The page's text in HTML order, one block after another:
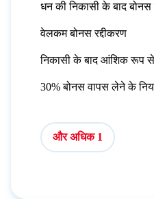
धन की निकासी के बाद बोनस
वेलकम बोनस रद्दीकरण
निकासी के बाद आंशिक रूप से
30% बोनस वापस लेने के
और अधिक 1